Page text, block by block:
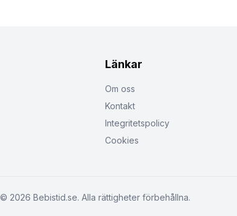
Länkar
Om oss
Kontakt
Integritetspolicy
Cookies
© 2026 Bebistid.se. Alla rättigheter förbehållna.